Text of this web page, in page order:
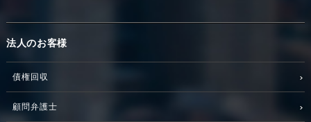
法人のお客様
債権回収
顧問弁護士